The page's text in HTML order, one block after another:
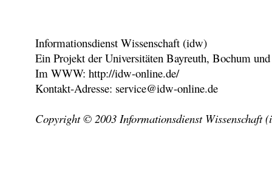
Informationsdienst Wissenschaft (idw)
Ein Projekt der Universitäten Bayreuth, Bochum
Im WWW: http://idw-online.de/
Kontakt-Adresse: service@idw-online.de
Copyright © 2003 Informationsdienst Wissenschaft